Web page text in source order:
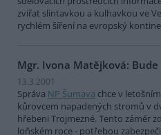
zvířat slintavkou a kulhavkou ve
rychlém šíření na evropský
Mgr. Ivona Matějková:
13.3.2001
Správa NP Šumava chce v
kůrovcem napadených stromů v
hřebeni Trojmezné. Tento záměr
loňském roce - potřebou